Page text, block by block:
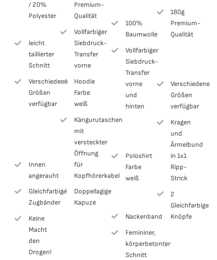
/ 20%
Polyester
Premium-
Qualität
leicht
taillierter
Schnitt
Vollfarbiger
Siebdruck-
Transfer
vorne
Verschiedene
Größen
verfügbar
Hoodie
Farbe
weiß
Innen
angerauht
Kängurutaschen
mit
versteckter
Öffnung
für
Kopfhörerkabel
Gleichfarbige
Zugbänder
Doppellagige
Kapuze
Keine
Macht
den
Drogen!
100%
Baumwolle
180g
Premium-
Qualität
Vollfarbiger
Siebdruck-
Transfer
vorne
und
hinten
Verschiedene
Größen
verfügbar
Poloshirt
Farbe
weiß
Kragen
und
Ärmelbund
in 1x1
Ripp-
Strick
Nackenband
2
Gleichfarbige
Knöpfe
Femininer,
körperbetonter
Schnitt